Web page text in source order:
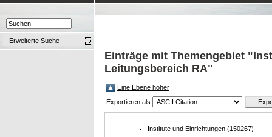
Erweiterte Suche
Einträge mit Themengebiet
Leitungsbereich RA"
Eine Ebene höher
Exportieren als
Institute und Einrichtungen (150267)